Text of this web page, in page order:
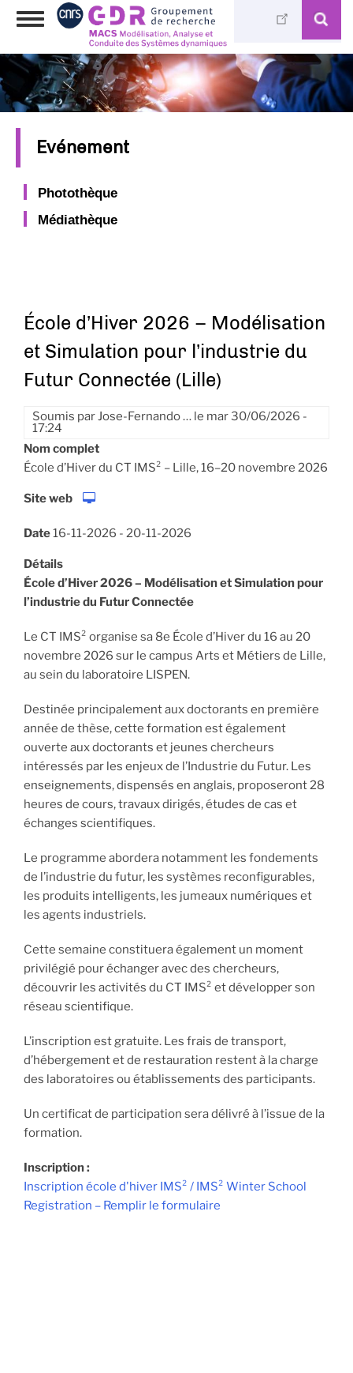
Aller
principal
Toggle
Evénement
Photothèque
Médiathèque
École d’Hiver 2026 – Modélisation
et Simulation pour l’industrie du
Futur Connectée (Lille)
Soumis parJose-Fernando … le mar 30/06/2026 -
17:24
Nom complet
École d’Hiver du CT IMS² – Lille, 16–20 novembre 2026
Site web
Date16-11-2026 - 20-11-2026
Détails
École d’Hiver 2026 – Modélisation et Simulation pour
l’industrie du Futur Connectée
Le CT IMS² organise sa 8e École d’Hiver du 16 au 20
novembre 2026 sur le campus Arts et Métiers de Lille,
au sein du laboratoire LISPEN.
Destinée principalement aux doctorants en première
année de thèse, cette formation est également
ouverte aux doctorants et jeunes chercheurs
intéressés par les enjeux de l’Industrie du Futur. Les
enseignements, dispensés en anglais, proposeront 28
heures de cours, travaux dirigés, études de cas et
échanges scientifiques.
Le programme abordera notamment les fondements
de l’industrie du futur, les systèmes reconfigurables,
les produits intelligents, les jumeaux numériques et
les agents industriels.
Cette semaine constituera également un moment
privilégié pour échanger avec des chercheurs,
découvrir les activités du CT IMS² et développer son
réseau scientifique.
L’inscription est gratuite. Les frais de transport,
d’hébergement et de restauration restent à la charge
des laboratoires ou établissements des participants.
Un certificat de participation sera délivré à l’issue de la
formation.
Inscription :
Inscription école d'hiver IMS² / IMS² Winter School
Registration – Remplir le formulaire